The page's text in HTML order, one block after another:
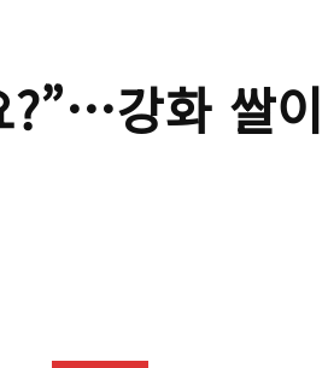
?”…강화 쌀이